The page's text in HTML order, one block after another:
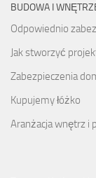
BUDOWA I
Odpowiednio
Jak stworzyć
Zabezpieczenia
Kupujemy łóżko
Aranżacja wnętrz i